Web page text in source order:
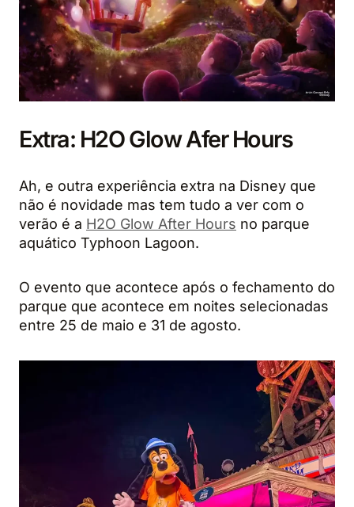
Extra: H2O Glow Afer Hours
Ah, e outra experiência extra na Disney que
não é novidade mas tem tudo a ver com o
verão é a H2O Glow After Hours no parque
aquático Typhoon Lagoon.
O evento que acontece após o fechamento do
parque que acontece em noites selecionadas
entre 25 de maio e 31 de agosto.